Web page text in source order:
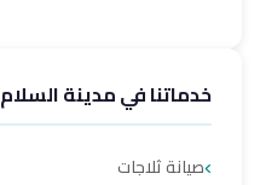
خدماتنا في مدينة السلام
صيانة ثلاجات